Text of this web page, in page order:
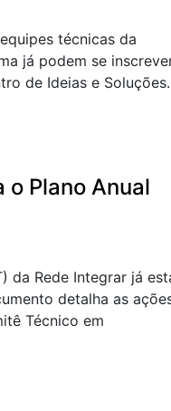
técnicas da
já podem se
de Ideias e Soluções.
o Plano Anual
da Rede Integrar já
detalha as
Técnico em